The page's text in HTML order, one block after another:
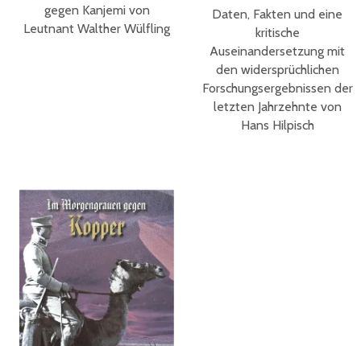
gegen Kanjemi von
Leutnant Walther Wülfling
Daten, Fakten und eine
kritische
Auseinandersetzung mit
den wider­sprüchlichen
Forschungsergebnissen der
letzten Jahrzehnte von
Hans Hilpisch